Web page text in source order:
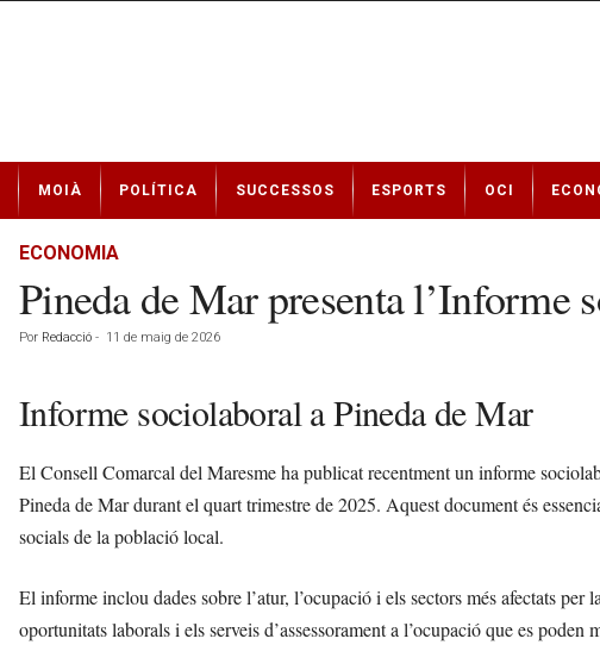
t
MOIÀ POLÍTICA SUCCESSOS ESPORTS OCI
ECONOMIA
Pineda de Mar presenta l’Informe
Por Redacció - 11 de maig de 2026
Informe sociolaboral a Pineda de Mar
El Consell Comarcal del Maresme ha publicat recentment un informe
Pineda de Mar durant el quart trimestre de 2025. Aquest document és
socials de la població local.
El informe inclou dades sobre l’atur, l’ocupació i els sectors més afectats
oportunitats laborals i els serveis d’assessorament a l’ocupació que es